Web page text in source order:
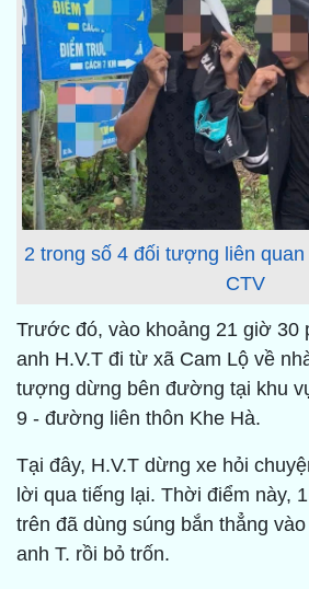
2 trong số 4 đối tượng liên
CTV
Trước đó, vào khoảng 21 giờ 30
anh H.V.T đi từ xã Cam Lộ về
tượng dừng bên đường tại khu
9 - đường liên thôn Khe Hà.
Tại đây, H.V.T dừng xe hỏi
lời qua tiếng lại. Thời điểm này,
trên đã dùng súng bắn thẳng
anh T. rồi bỏ trốn.